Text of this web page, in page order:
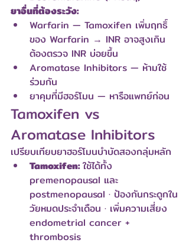
ยาอื่นที่ต้องระวัง:
Warfarin — Tamoxifen เพิ่มฤทธิ์
ของ Warfarin → INR อาจสูงเกิน
ต้องตรวจ INR บ่อยขึ้น
Aromatase Inhibitors — ห้ามใช้
ร่วมกัน
ยาคุมที่มีฮอร์โมน — หารือแพทย์ก่อน
Tamoxifen vs
Aromatase Inhibitors
เปรียบเทียบยาฮอร์โมนบำบัดสองกลุ่มหลัก
Tamoxifen: ใช้ได้ทั้ง
premenopausal และ
postmenopausal · ป้องกันกระดูกใน
วัยหมดประจำเดือน · เพิ่มความเสี่ยง
endometrial cancer +
thrombosis